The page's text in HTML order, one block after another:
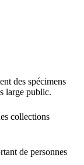
des spécimens
large public.
collections
de personnes